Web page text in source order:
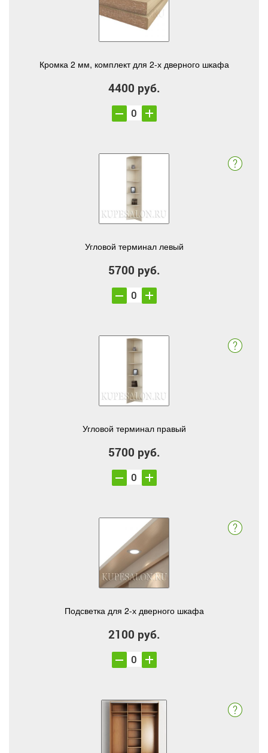
Кромка 2 мм, комплект для 2-х дверного шкафа
4400 руб.
Угловой терминал левый
5700 руб.
Угловой терминал правый
5700 руб.
Подсветка для 2-х дверного шкафа
2100 руб.